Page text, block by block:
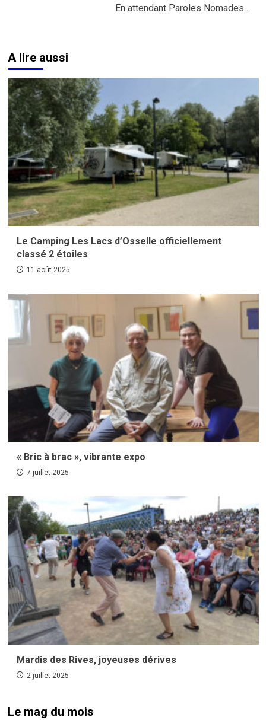
En attendant Paroles Nomades…
A lire aussi
Le Camping Les Lacs d’Osselle officiellement
classé 2 étoiles
11 août 2025
« Bric à brac », vibrante expo
7 juillet 2025
Mardis des Rives, joyeuses dérives
2 juillet 2025
Le mag du mois